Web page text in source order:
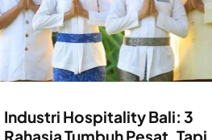
Industri Hospitality Bali: 3
Rahasia Tumbuh Pesat, Tapi